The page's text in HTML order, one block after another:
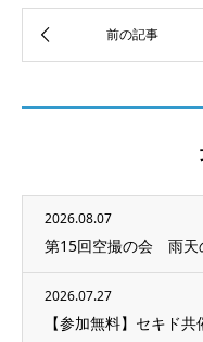
2026.08.07
第15回空撮の会 雨天
2026.07.27
【参加無料】セキド